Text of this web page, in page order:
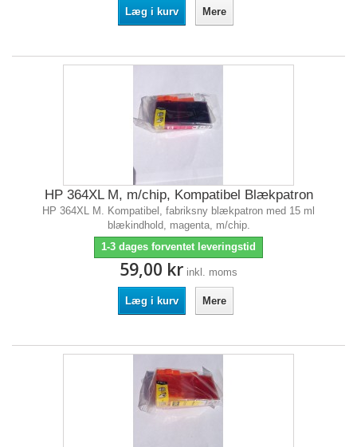
Læg i kurv Mere
HP 364XL M, m/chip, Kompatibel Blækpatron
HP 364XL M. Kompatibel, fabriksny blækpatron med 15 ml
blækindhold, magenta, m/chip.
1-3 dages forventet leveringstid
59,00 kr inkl. moms
Læg i kurv Mere